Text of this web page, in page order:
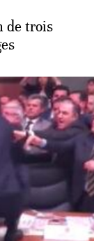
de trois